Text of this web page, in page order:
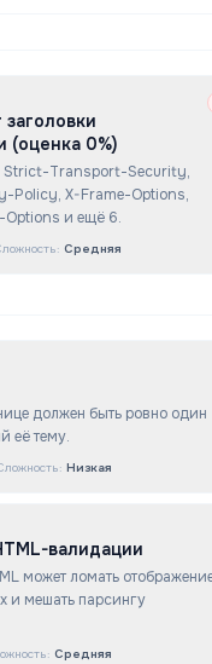
(оценка 0%)
Strict-Transport-Security,
Policy, X-Frame-Options,
и ещё 6.
Средняя
должен быть ровно один
её тему.
Низкая
валидации
может ломать
и мешать парсингу
Средняя